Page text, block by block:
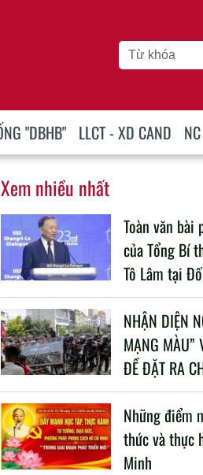
"DBHB" LLCT - XD CAND
Xem nhiều nhất
Toàn văn bài
của Tổng Bí
Tô Lâm tại
lần thứ 23
NHẬN DIỆN
MẠNG MÀU”
ĐỀ ĐẶT RA
NAM TRONG
NAY
Những điểm
thức và thực
Minh